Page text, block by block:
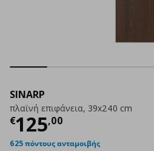
SINARP
πλαϊνή επιφάνεια, 39x240 cm
€125,00
Τρέχουσα τιμή
625 πόντους ανταμοιβής